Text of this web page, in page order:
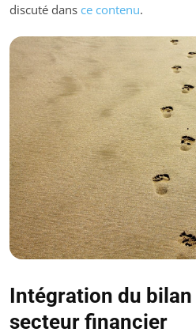
discuté dans ce contenu.
Intégration du
secteur financier